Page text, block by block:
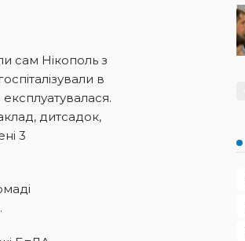
сам Нікополь з
в
дитсадок,
3